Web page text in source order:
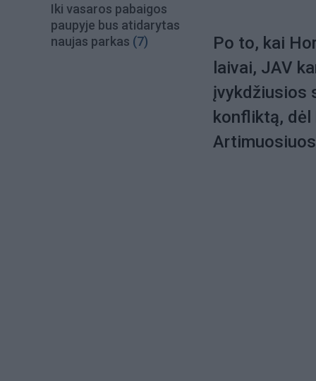
Iki vasaros pabaigos
paupyje bus atidarytas
naujas parkas (7)
Po to, kai
laivai, JAV
įvykdžiusios
konfliktą,